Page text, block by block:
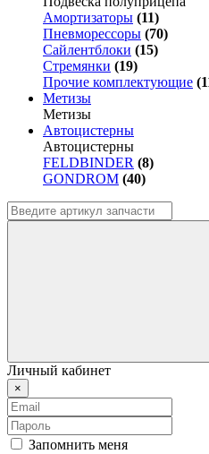
Амортизаторы (11)
Пневморессоры (70)
Сайлентблоки (15)
Стремянки (19)
Прочие комплектующие
Метизы
Метизы
Автоцистерны
Автоцистерны
FELDBINDER (8)
GONDROM (40)
Личный кабинет
×
Запомнить меня